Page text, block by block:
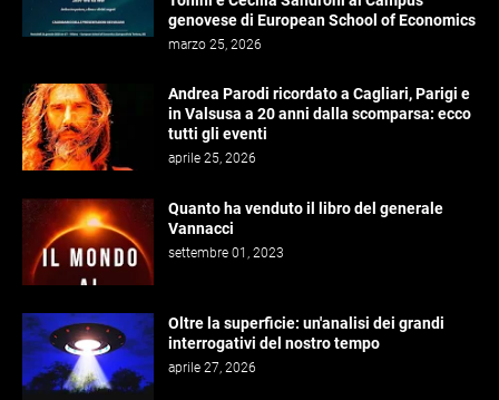
genovese di European School of Economics
marzo 25, 2026
Andrea Parodi ricordato a Cagliari, Parigi e
in Valsusa a 20 anni dalla scomparsa: ecco
tutti gli eventi
aprile 25, 2026
Quanto ha venduto il libro del generale
Vannacci
settembre 01, 2023
Oltre la superficie: un'analisi dei grandi
interrogativi del nostro tempo
aprile 27, 2026